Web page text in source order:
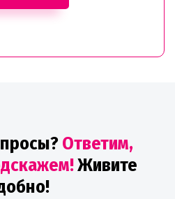
Ответим,
Живите